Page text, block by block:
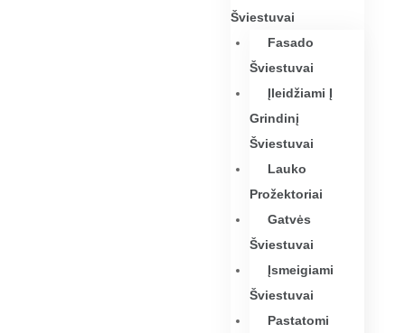
Šviestuvai
Fasado
Šviestuvai
Įleidžiami Į
Grindinį
Šviestuvai
Lauko
Prožektoriai
Gatvės
Šviestuvai
Įsmeigiami
Šviestuvai
Pastatomi